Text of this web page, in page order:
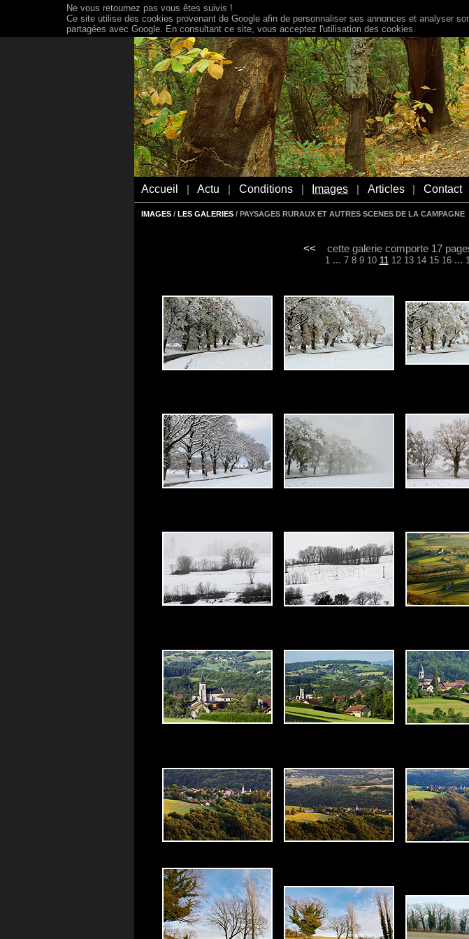
Accueil Actu Conditions Images Articles Contact
IMAGES / LES GALERIES / PAYSAGES RURAUX ET AUTRES SCENES DE LA CAMPAGNE
<< cette galerie comporte 17
1... 7 8 9 10 11 12 13 14 15 16...
Ne vous retournez pas vous êtes suivis !
Ce site utilise des cookies provenant de Google afin de personnaliser ses annonces et analyser
partagées avec Google. En consultant ce site, vous acceptez l'utilisation des cookies.